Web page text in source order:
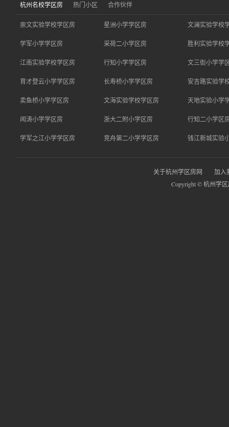
杭州名校学区房 热门小区 合作伙伴
崇文实验学校学区房 星洲小学学区房 文澜实验学校
学军小学学区房 采荷二小学区房 胜利实验学校
江南实验学校学区房 行知小学学区房 文三街小学学
育才登云小学学区房 长寿桥小学学区房 安吉路实验学
卖鱼桥小学学区房 文海实验学校学区房 天地实验小学
闻涛小学学区房 浙大二附小学区房 行知二小学区
学军之江小学学区房 竞舟第二小学学区房 钱江新城实验
关于杭州学区房网
加入
Copyright © 杭州学